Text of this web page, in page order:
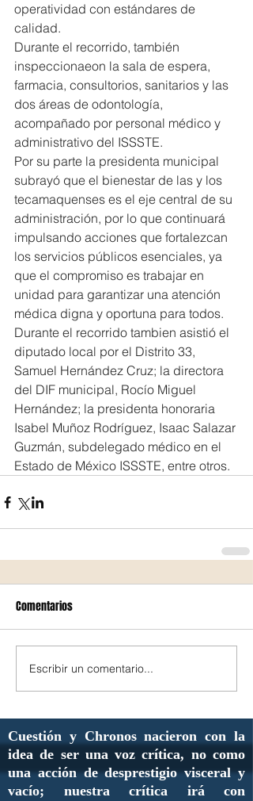
operatividad con estándares de
calidad.
Durante el recorrido, también
inspeccionaeon la sala de espera,
farmacia, consultorios, sanitarios y las
dos áreas de odontología,
acompañado por personal médico y
administrativo del ISSSTE.
Por su parte la presidenta municipal
subrayó que el bienestar de las y los
tecamaquenses es el eje central de su
administración, por lo que continuará
impulsando acciones que fortalezcan
los servicios públicos esenciales, ya
que el compromiso es trabajar en
unidad para garantizar una atención
médica digna y oportuna para todos.
Durante el recorrido tambien asistió el
diputado local por el Distrito 33,
Samuel Hernández Cruz; la directora
del DIF municipal, Rocío Miguel
Hernández; la presidenta honoraria
Isabel Muñoz Rodríguez, Isaac Salazar
Guzmán, subdelegado médico en el
Estado de México ISSSTE, entre otros.
Comentarios
Escribir un comentario...
Cuestión y Chronos nacieron con la
idea de ser una voz crítica, no como
una acción de desprestigio visceral y
vacío; nuestra crítica irá con